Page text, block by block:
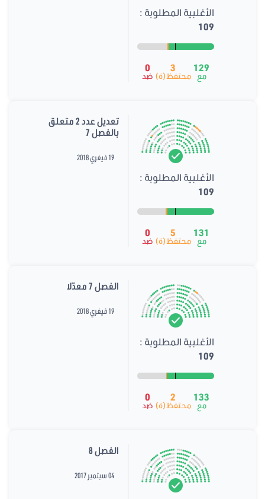
الأغلبية المطلوبة :
109
129
مع
3
محتفظ(ة)
0
ضد
الأغلبية المطلوبة :
109
131
مع
5
محتفظ(ة)
0
ضد
تعديل عدد 2 متعلق
بالفصل 7
19 فيفري 2018
الأغلبية المطلوبة :
109
133
مع
2
محتفظ(ة)
0
ضد
الفصل 7 معدّلا
19 فيفري 2018
الفصل 8
04 سبتمبر 2017